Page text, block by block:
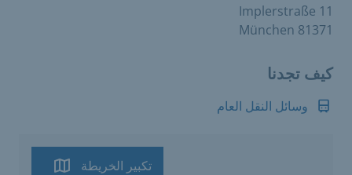
Implerstraße 11
81371 München
كيف تجدنا
وسائل النقل العام
تكبير الخريطة